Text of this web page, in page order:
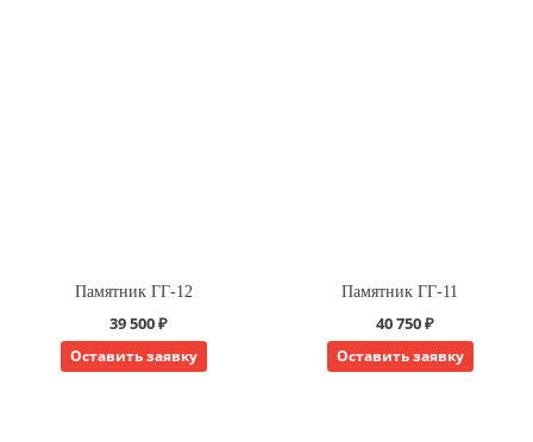
Памятник ГГ-12
39 500 ₽
Оставить заявку
Памятник ГГ-11
40 750 ₽
Оставить заявку